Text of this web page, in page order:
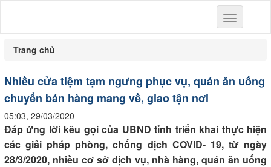
Toggle
navigation
Trang chủ
Nhiều cửa tiệm tạm ngưng phục vụ, quán ăn uống
chuyển bán hàng mang về, giao tận nơi
05:03, 29/03/2020
Đáp ứng lời kêu gọi của UBND tỉnh triển khai thực hiện
các giải pháp phòng, chống dịch COVID- 19, từ ngày
28/3/2020, nhiều cơ sở dịch vụ, nhà hàng, quán ăn uống